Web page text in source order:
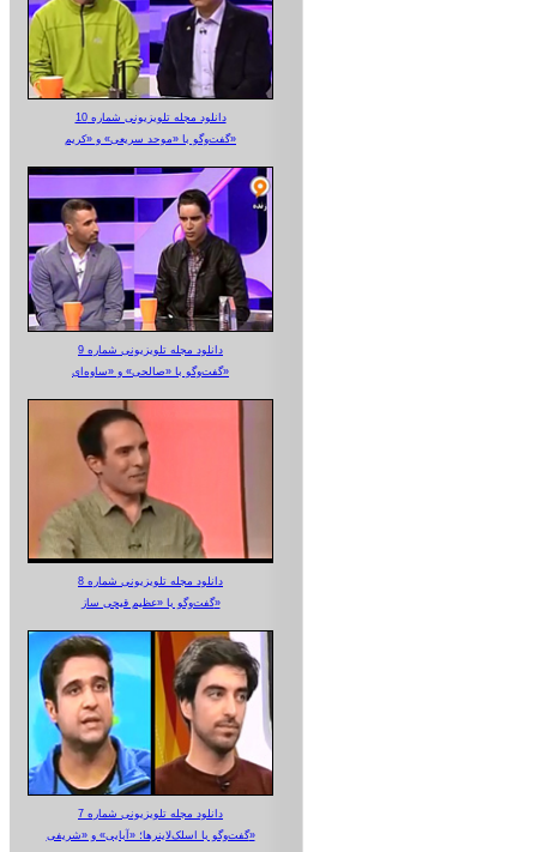
دانلود مجله تلویزیونی شماره 10
گفت‌وگو با «موحد سریعی» و «کریم»
دانلود مجله تلویزیونی شماره 9
گفت‌وگو با «صالحی» و «ساوه‌ای»
دانلود مجله تلویزیونی شماره 8
گفت‌وگو با «عظیم قیچی ساز»
دانلود مجله تلویزیونی شماره 7
گفت‌وگو با اسلک‌لاینرها؛ «آبایی» و «شریفی»